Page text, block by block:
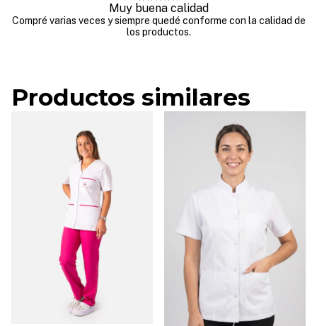
Muy buena calidad
Compré varias veces y siempre quedé conforme con la calidad de
los productos.
Productos similares